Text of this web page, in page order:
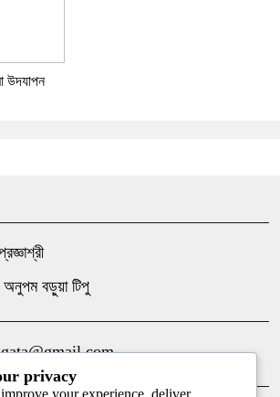
উদযাপন
বড়ুয়া টিপু
privacy
your experience, deliver